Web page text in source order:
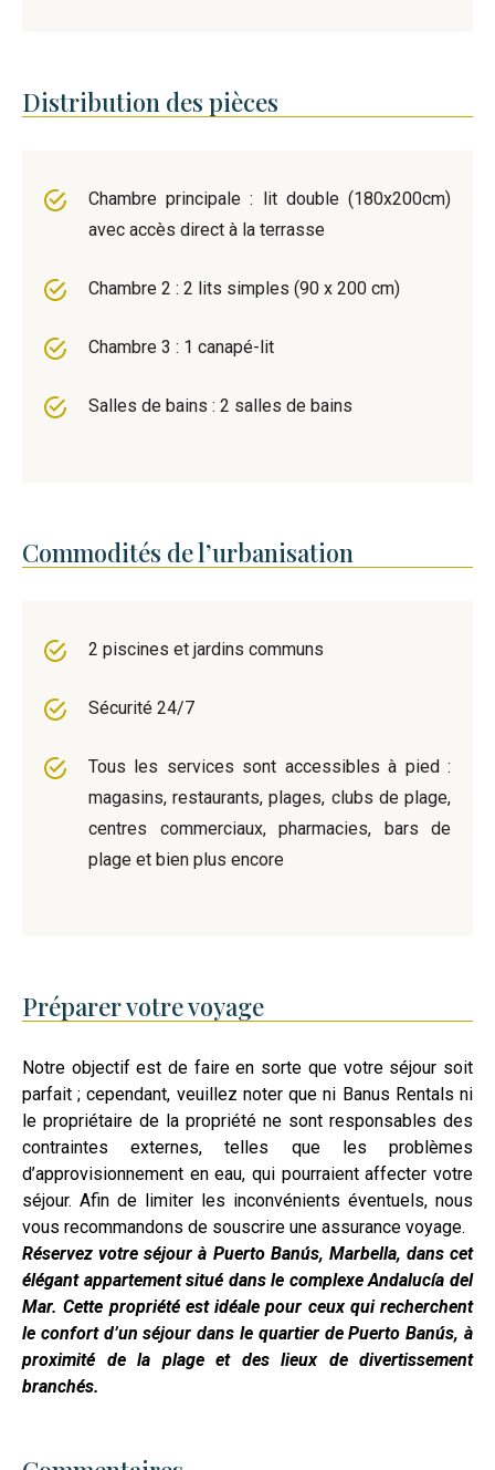
Distribution des pièces
Chambre principale : lit double (180x200cm)
avec accès direct à la terrasse
Chambre 2 : 2 lits simples (90 x 200 cm)
Chambre 3 : 1 canapé-lit
Salles de bains : 2 salles de bains
Commodités de l’urbanisation
2 piscines et jardins communs
Sécurité 24/7
Tous les services sont accessibles à pied :
magasins, restaurants, plages, clubs de plage,
centres commerciaux, pharmacies, bars de
plage et bien plus encore
Préparer votre voyage
Notre objectif est de faire en sorte que votre séjour soit
parfait ; cependant, veuillez noter que ni Banus Rentals ni
le propriétaire de la propriété ne sont responsables des
contraintes externes, telles que les problèmes
d’approvisionnement en eau, qui pourraient affecter votre
séjour. Afin de limiter les inconvénients éventuels, nous
vous recommandons de souscrire une assurance voyage.
Réservez votre séjour à Puerto Banús, Marbella, dans cet
élégant appartement situé dans le complexe Andalucía del
Mar. Cette propriété est idéale pour ceux qui recherchent
le confort d’un séjour dans le quartier de Puerto Banús, à
proximité de la plage et des lieux de divertissement
branchés.